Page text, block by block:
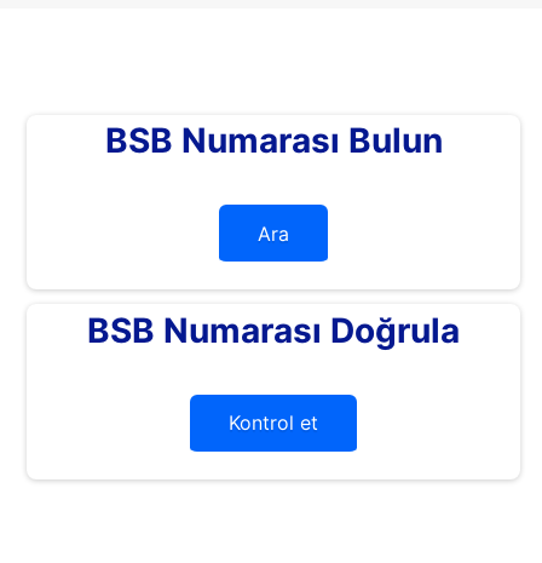
BSB Numarası Bulun
Ara
BSB Numarası Doğrula
Kontrol et